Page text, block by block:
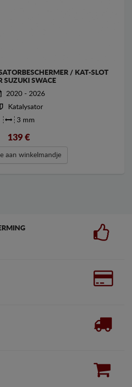
/ KAT-SLOT
SUZUKI SWACE
2020 - 2026
Katalysator
3 mm
139 €
aan winkelmandje